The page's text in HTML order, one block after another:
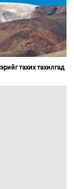
тахих тахилгад